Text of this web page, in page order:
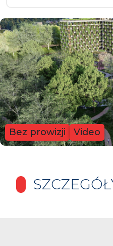
Bez prowizji Video